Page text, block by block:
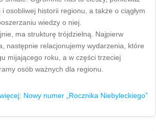
osobliwej historii regionu, a także o ciągłym
wiedzy o niej.
ma strukturę trójdzielną. Najpierw
następnie relacjonujemy wydarzenia, które
mijającego roku, a w części trzeciej
osób ważnych dla regionu.
Nowy numer „Rocznika Niebyleckiego”